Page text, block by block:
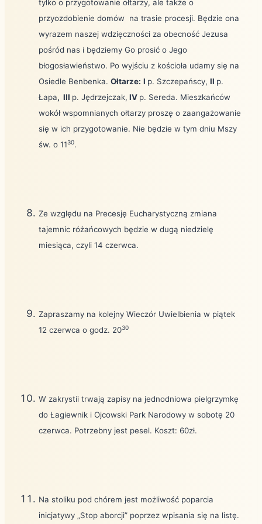
tylko o przygotowanie ołtarzy, ale także o
przyozdobienie domów na trasie procesji. Będzie ona
wyrazem naszej wdzięczności za obecność Jezusa
pośród nas i będziemy Go prosić o Jego
błogosławieństwo. Po wyjściu z kościoła udamy się na
Osiedle Benbenka. Ołtarze: I p. Szczepańscy, II p.
Łapa, III p. Jędrzejczak, IV p. Sereda. Mieszkańców
wokół wspomnianych ołtarzy proszę o zaangażowanie
się w ich przygotowanie. Nie będzie w tym dniu Mszy
św. o 1130.
Ze względu na Precesję Eucharystyczną zmiana
tajemnic różańcowych będzie w dugą niedzielę
miesiąca, czyli 14 czerwca.
Zapraszamy na kolejny Wieczór Uwielbienia w piątek
12 czerwca o godz. 2030
W zakrystii trwają zapisy na jednodniowa pielgrzymkę
do Łagiewnik i Ojcowski Park Narodowy w sobotę 20
czerwca. Potrzebny jest pesel. Koszt: 60zł.
Na stoliku pod chórem jest możliwość poparcia
inicjatywy „Stop aborcji” poprzez wpisania się na listę.